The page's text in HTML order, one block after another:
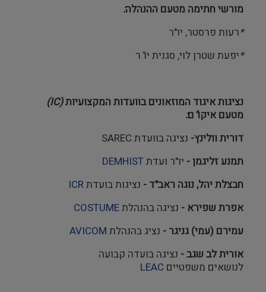
מורשי חתימה מטעם ההנהלה:
*רעות פרסטר, יו"ר
*יפעת שטרן לוי, סגנית יו"ר
נציגות איגוד המוזאוניםבוועדות המקצועיות(IC)
מטעם איקו"ם:
דורית וולינץ- נציגה בוועדת SAREC
תמנע זליגמן - יו"ר ועדתDEMHIST
חבצלת יהל, נוגה ראב"ד - נציגות בועדתICR
אפרת שפירא - נציגה בהנהלת COSTUME
עמירם (עמי) גניגר - נציג בהנהלת AVICOM
אורית לב שגב - נציגה בועדה קבועה
לנושאים משפטיים LEAC